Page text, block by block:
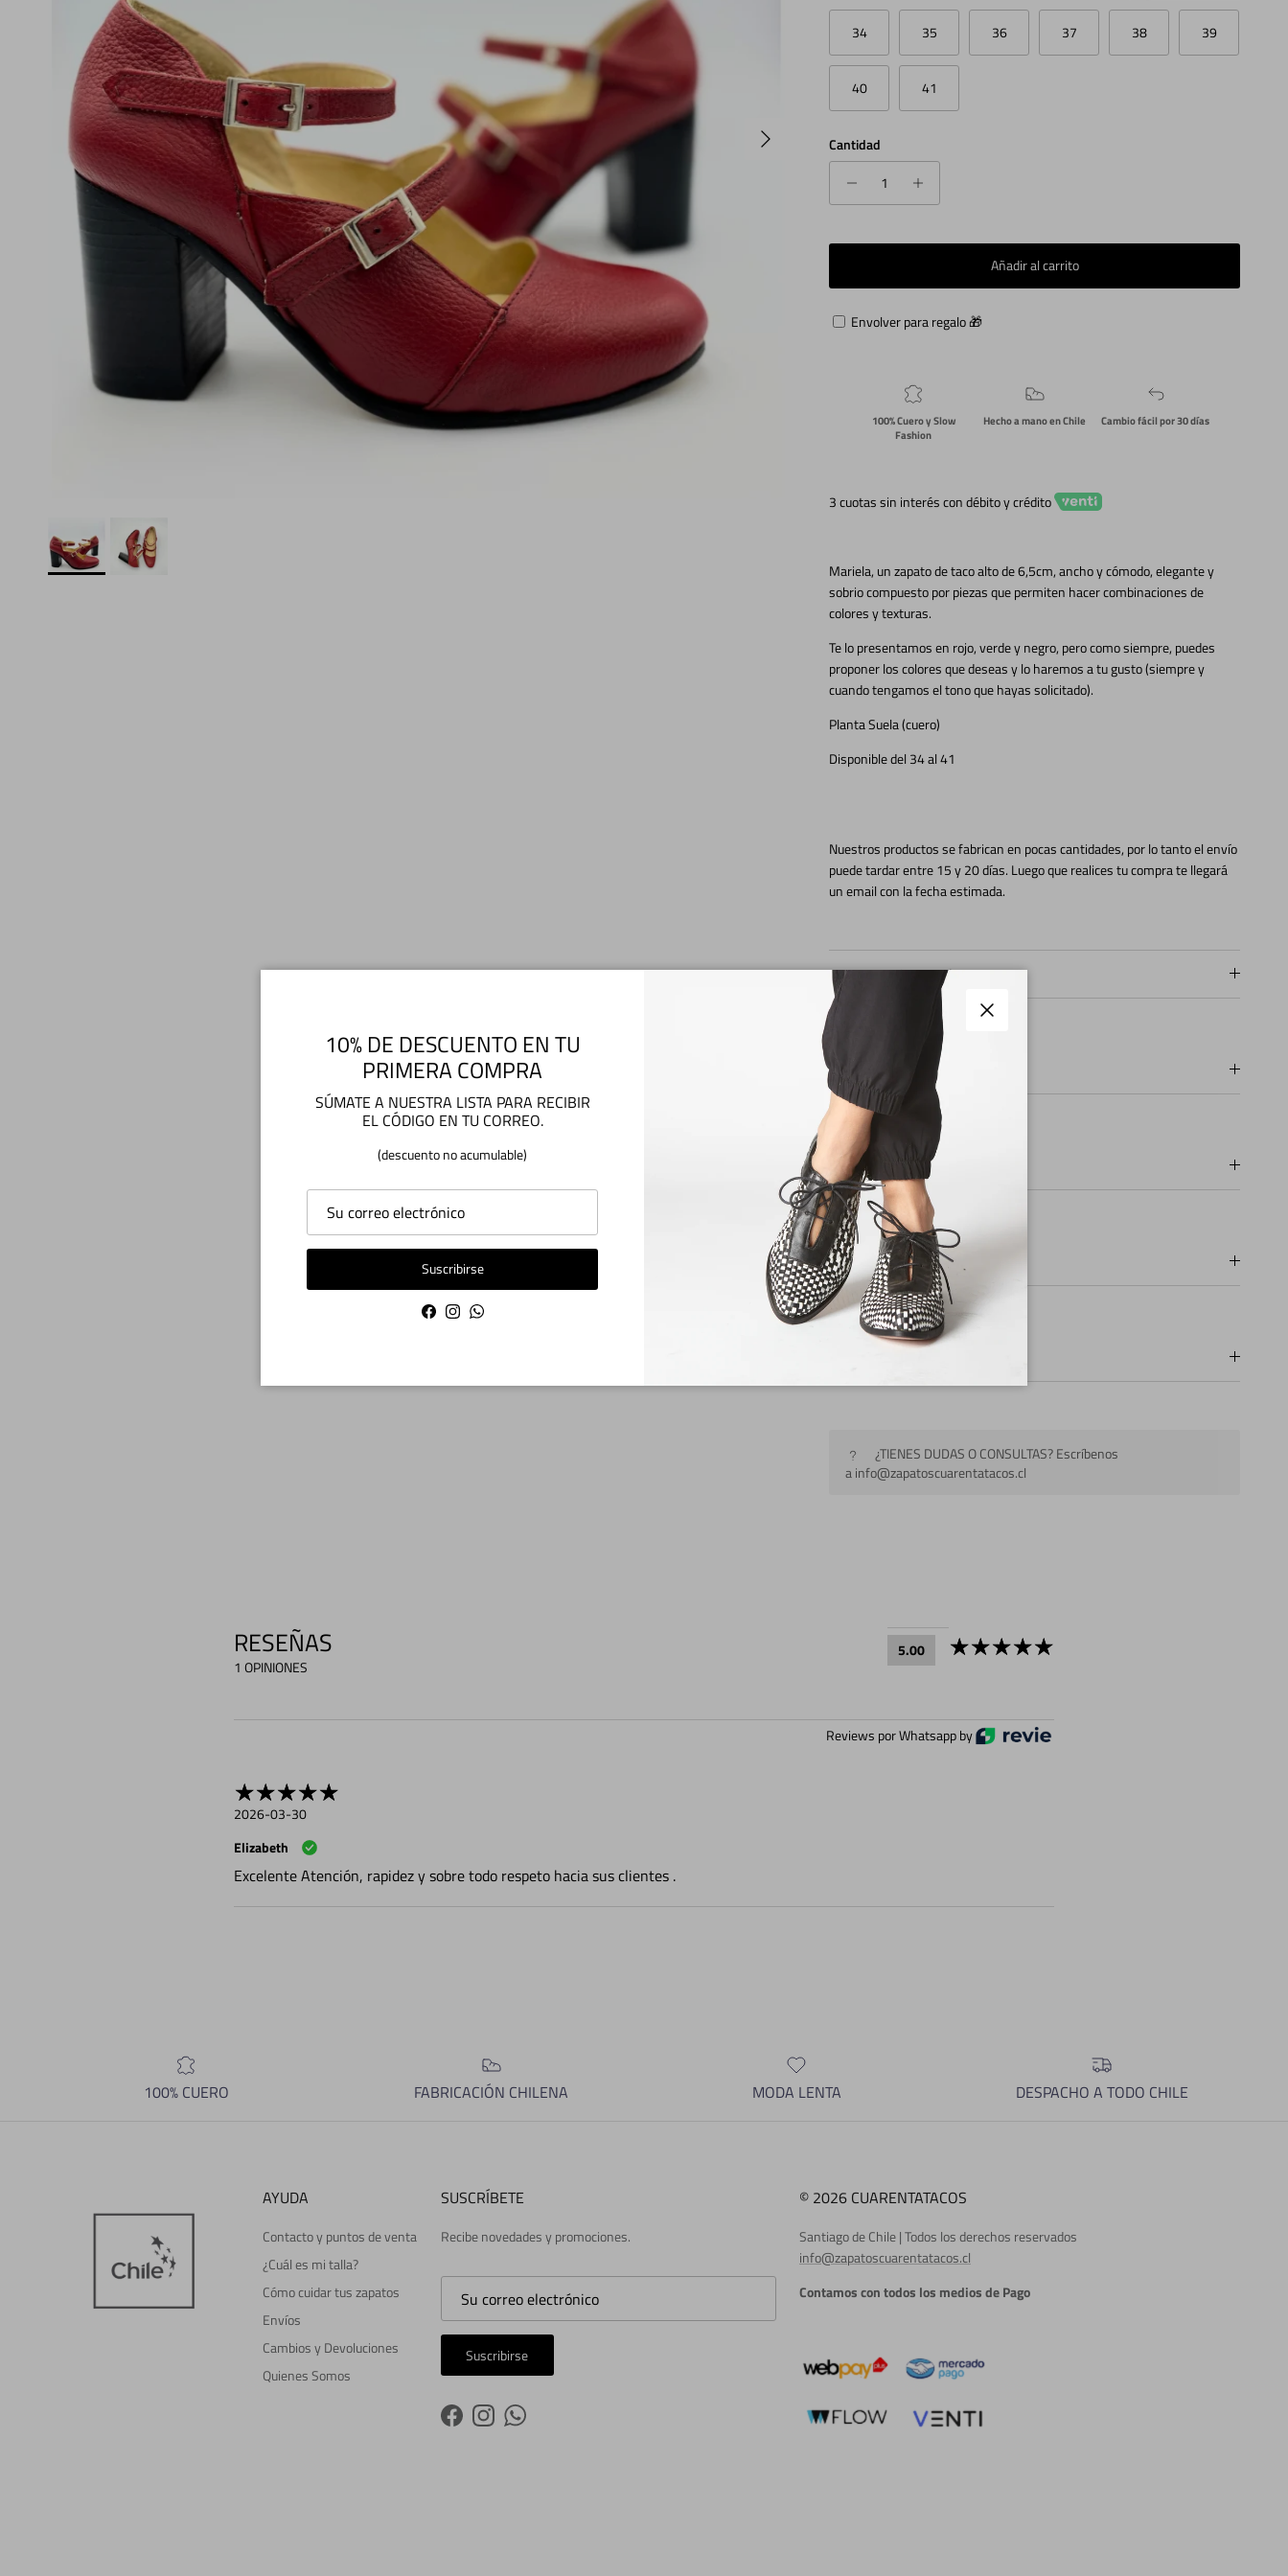
Siguiente
34
35 36 37 38 39
40 41
Cantidad
Añadir al carrito
Envolver para regalo 🎁
100% Cuero y Slow
Fashion
Hecho a mano en Chile Cambio fácil por 30 días
3 cuotas sin interés con débito y crédito
Mariela, un zapato de taco alto de 6,5cm, ancho y cómodo, elegante y
sobrio compuesto por piezas que permiten hacer combinaciones de
colores y texturas.
Te lo presentamos en rojo, verde y negro, pero como siempre, puedes
proponer los colores que deseas y lo haremos a tu gusto (siempre y
cuando tengamos el tono que hayas solicitado).
Planta Suela (cuero)
Disponible del 34 al 41
Nuestros productos se fabrican en pocas cantidades, por lo tanto el envío
puede tardar entre 15 y 20 días. Luego que realices tu compra te llegará
un email con la fecha estimada.
Tiempos de fabricación
Envíos
Medios de pago
Cambios y Devoluciones
¿TIENES DUDAS O CONSULTAS? Escríbenos
a info@zapatoscuarentatacos.cl
RESEÑAS
1 OPINIONES
5.00
Reviews por Whatsapp by
2026-03-30
Elizabeth
Excelente Atención, rapidez y sobre todo respeto hacia sus clientes .
100% CUERO FABRICACIÓN CHILENA MODA LENTA DESPACHO A TODO CHILE
AYUDA
Contacto y puntos de venta
¿Cuál es mi talla?
Cómo cuidar tus zapatos
Envíos
Cambios y Devoluciones
Quienes Somos
SUSCRÍBETE
Recibe novedades y promociones.
Suscribirse
FacebookInstagramWhatsApp
© 2026 CUARENTATACOS
Santiago de Chile | Todos los derechos reservados
info@zapatoscuarentatacos.cl
Contamos con todos los medios de Pago
10% DE DESCUENTO EN TU
PRIMERA COMPRA
SÚMATE A NUESTRA LISTA PARA RECIBIR
EL CÓDIGO EN TU CORREO.
(descuento no acumulable)
Suscribirse
Facebook
InstagramWhatsApp